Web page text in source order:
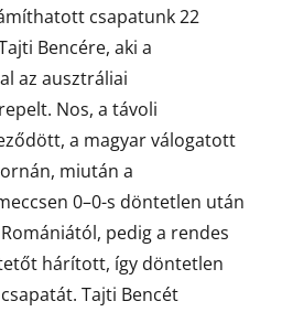
csapatunk 22
Bencére, aki a
az ausztráliai
Nos, a távoli
a magyar válogatott
miután a
0–0-s döntetlen után
pedig a rendes
hárított, így döntetlen
Tajti Bencét